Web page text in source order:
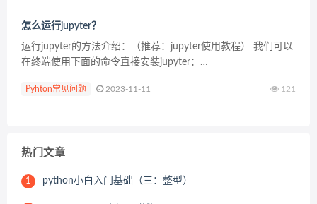
怎么运行jupyter？
运行jupyter的方法介绍：（推荐：jupyter使用教程） 我们可以
在终端使用下面的命令直接安装jupyter：
Pyhton常见问题 2023-11-11 121
热门文章
1 python小白入门基础（三：整型）